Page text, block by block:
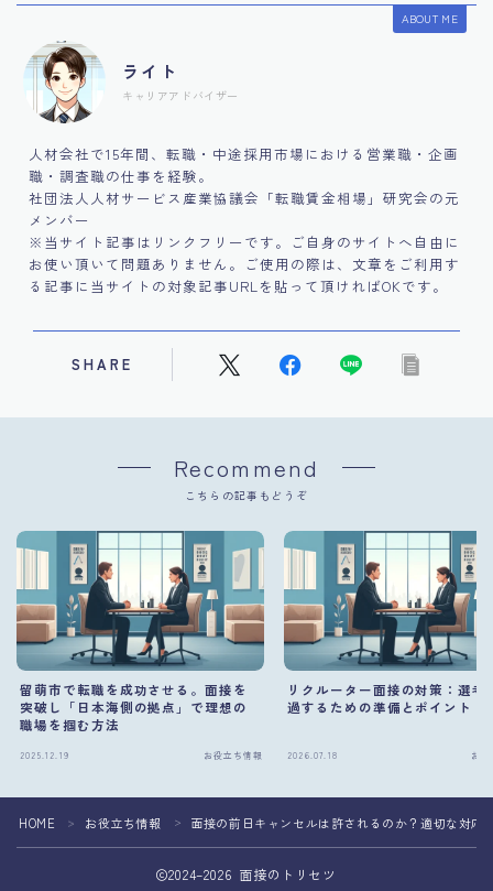
ABOUT ME
ライト
キャリアアドバイザー
人材会社で15年間、転職・中途採用市場における営業職・企画
職・調査職の仕事を経験。
社団法人人材サービス産業協議会「転職賃金相場」研究会の元
メンバー
※当サイト記事はリンクフリーです。ご自身のサイトへ自由に
お使い頂いて問題ありません。ご使用の際は、文章をご利用す
る記事に当サイトの対象記事URLを貼って頂ければOKです。
SHARE
Recommend
こちらの記事もどうぞ
留萌市で転職を成功させる。面接を
突破し「日本海側の拠点」で理想の
職場を掴む方法
2025.12.19 お役立ち情報
リクルーター面接の対策：選考
過するための準備とポイント
2026.07.18 お
HOME ＞ お役立ち情報 ＞ 面接の前日キャンセルは許されるのか？適切な対応
2024–2026 面接のトリセツ